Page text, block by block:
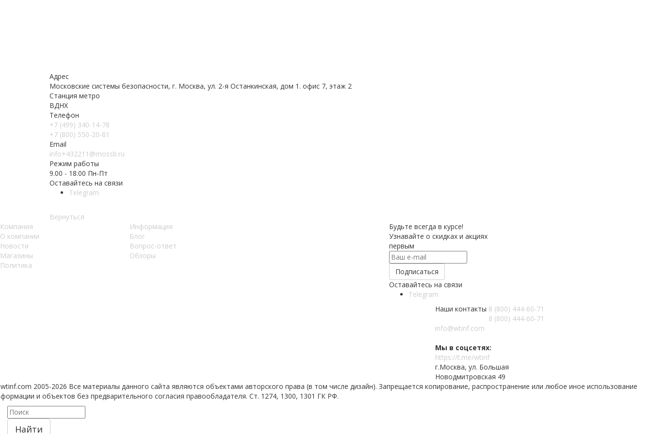
Адрес
Московские системы безопасности, г. Москва, ул. 2-я Останкинская, дом 1. офис 7, этаж 2
Станция метро
ВДНХ
Телефон
+7 (499) 340-14-78
+7 (800) 550-20-81
Email
info+432211@mossb.ru
Режим работы
9.00 - 18.00 Пн-Пт
Оставайтесь на связи
Telegram
Вернуться
Компания
О компании
Новости
Магазины
Политика
Информация
Блог
Вопрос-ответ
Обзоры
Будьте всегда в курсе!
Узнавайте о скидках и акциях
первым
Оставайтесь на связи
Telegram
Наши контакты 8 (800) 444-60-71
8 (800) 444-60-71
info@wtinf.com
Мы в соцсетях:
https://t.me/wtinf
г.Москва, ул. Большая
Новодмитровская 49
2005-2026 Все материалы данного сайта являются объектами авторского права (в том числе дизайн). Запрещается копирование, распространение или любое иное использование
и объектов без предварительного согласия правообладателя. Ст. 1274, 1300, 1301 ГК РФ.
Найти